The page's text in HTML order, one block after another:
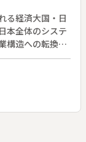
る経済大国・日
本全体のシステ
構造への転換を
７年５月１５日
に苦しみ、日
るＥＣ諸国。
致して雇用の